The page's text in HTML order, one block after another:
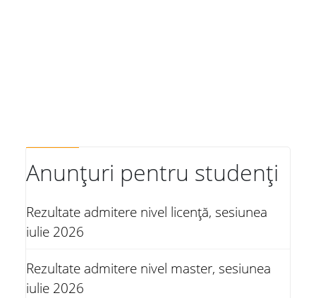
Anunțuri pentru studenți
Rezultate admitere nivel licență, sesiunea
iulie 2026
Rezultate admitere nivel master, sesiunea
iulie 2026